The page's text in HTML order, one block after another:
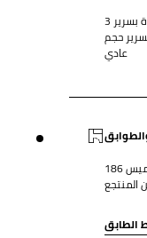
3 بالغين أو شخصان بالغان وطفل في غرفة مزوّدة بسرير
حجم
عادي
186 متراً مربعاً (2,002 قدماً مربعاً) تشمل شُرفة تشميس
المنتجع
الطابق